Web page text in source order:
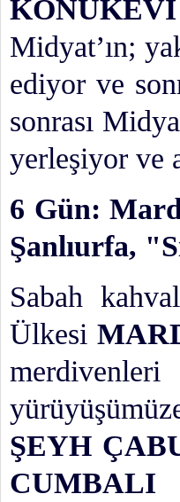
Midyat’ın;
ediyor ve
sonrası
yerleşiyor ve
6 Gün:
Şanlıurfa,
Sabah
Ülkesi
ŞEYH